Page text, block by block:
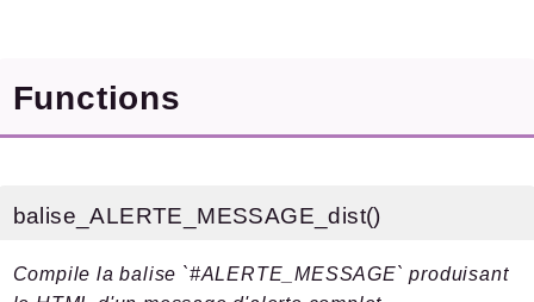
Markers
Indices
Functions
balise_ALERTE_MESSAGE_dist()
Compile la balise `#ALERTE_MESSAGE` produisant